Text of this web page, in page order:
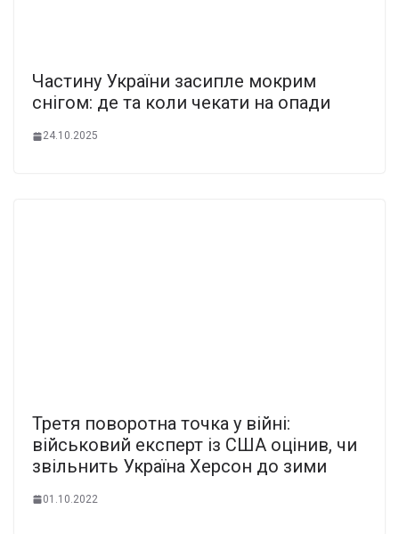
Частину України засипле мокрим
снігом: де та коли чекати на опади
24.10.2025
Третя поворотна точка у війні:
військовий експерт із США оцінив, чи
звільнить Україна Херсон до зими
01.10.2022